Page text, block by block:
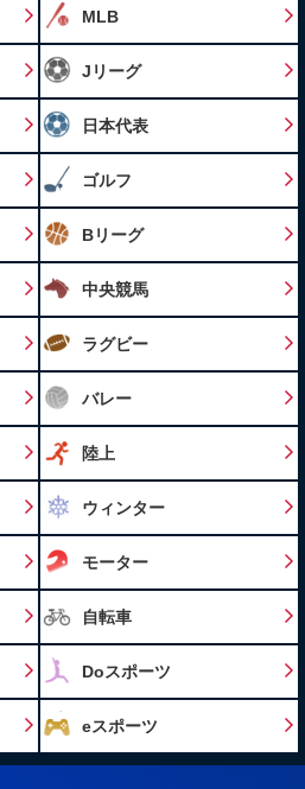
MLB
Jリーグ
日本代表
ゴルフ
Bリーグ
中央競馬
ラグビー
バレー
陸上
ウィンター
モーター
自転車
Doスポーツ
eスポーツ